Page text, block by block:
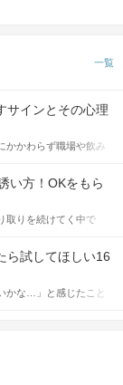
一覧
サインとその心理
かかわらず職場や飲み
これから恋人作りを本
を求めて出すサイン
どうかが重要。 この
サインとその心理を
介していきます。
い方！OKをもら
取りを続けてく中で
とお困りの男性もいら
回は、男性から女性へ
介します。例文も混じ
さい。
ら試してほしい16
かな…」と感じたこと
さに楽しいことを探し